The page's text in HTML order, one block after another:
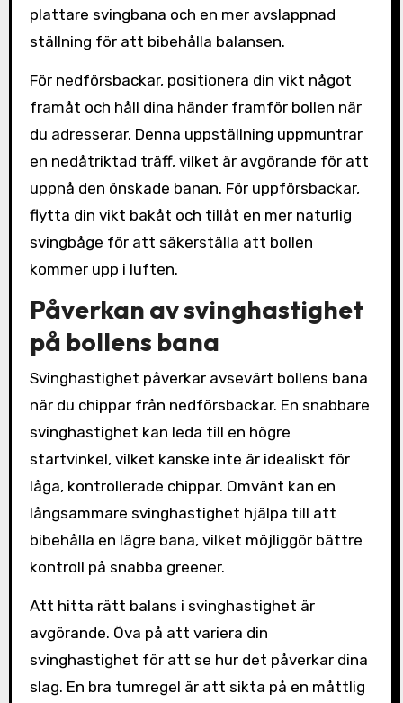
plattare svingbana och en mer avslappnad
ställning för att bibehålla balansen.
För nedförsbackar, positionera din vikt något
framåt och håll dina händer framför bollen när
du adresserar. Denna uppställning uppmuntrar
en nedåtriktad träff, vilket är avgörande för att
uppnå den önskade banan. För uppförsbackar,
flytta din vikt bakåt och tillåt en mer naturlig
svingbåge för att säkerställa att bollen
kommer upp i luften.
Påverkan av svinghastighet
på bollens bana
Svinghastighet påverkar avsevärt bollens bana
när du chippar från nedförsbackar. En snabbare
svinghastighet kan leda till en högre
startvinkel, vilket kanske inte är idealiskt för
låga, kontrollerade chippar. Omvänt kan en
långsammare svinghastighet hjälpa till att
bibehålla en lägre bana, vilket möjliggör bättre
kontroll på snabba greener.
Att hitta rätt balans i svinghastighet är
avgörande. Öva på att variera din
svinghastighet för att se hur det påverkar dina
slag. En bra tumregel är att sikta på en måttlig